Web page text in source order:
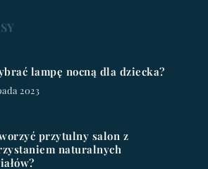
lampę nocną dla dziecka?
2023
przytulny salon z
naturalnych